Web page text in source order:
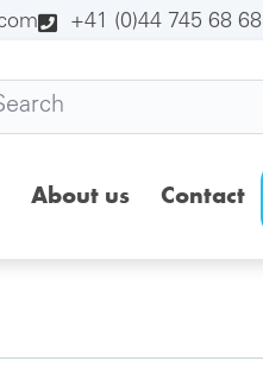
+41 (0)44 745 68 68
About us Contact